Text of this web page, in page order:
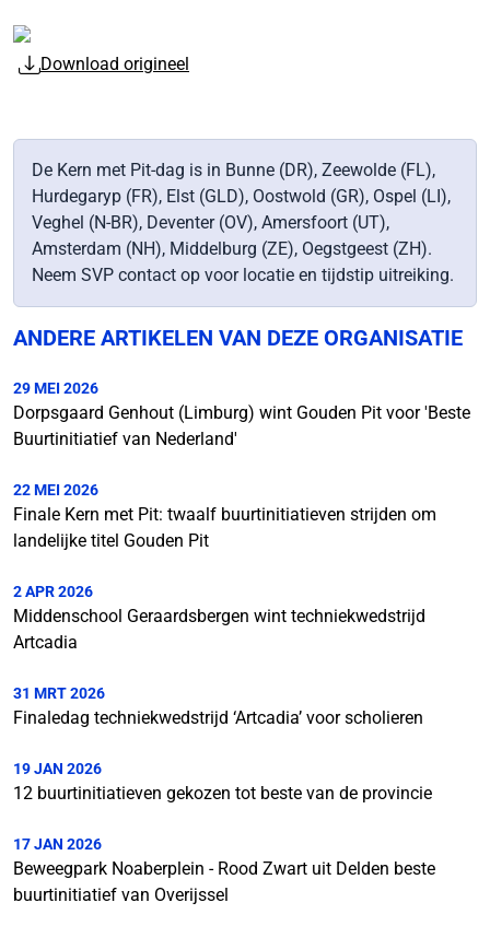
Download origineel
De Kern met Pit-dag is in Bunne (DR), Zeewolde (FL),
Hurdegaryp (FR), Elst (GLD), Oostwold (GR), Ospel (LI),
Veghel (N-BR), Deventer (OV), Amersfoort (UT),
Amsterdam (NH), Middelburg (ZE), Oegstgeest (ZH).
Neem SVP contact op voor locatie en tijdstip uitreiking.
ANDERE ARTIKELEN VAN DEZE ORGANISATIE
29 MEI 2026
Dorpsgaard Genhout (Limburg) wint Gouden Pit voor 'Beste
Buurtinitiatief van Nederland'
22 MEI 2026
Finale Kern met Pit: twaalf buurtinitiatieven strijden om
landelijke titel Gouden Pit
2 APR 2026
Middenschool Geraardsbergen wint techniekwedstrijd
Artcadia
31 MRT 2026
Finaledag techniekwedstrijd ‘Artcadia’ voor scholieren
19 JAN 2026
12 buurtinitiatieven gekozen tot beste van de provincie
17 JAN 2026
Beweegpark Noaberplein - Rood Zwart uit Delden beste
buurtinitiatief van Overijssel